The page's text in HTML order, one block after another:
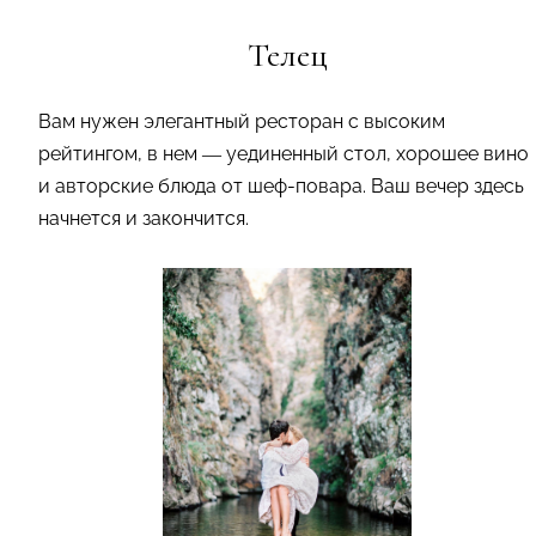
Телец
Вам нужен элегантный ресторан с высоким
рейтингом, в нем — уединенный стол, хорошее вино
и авторские блюда от шеф-повара. Ваш вечер здесь
начнется и закончится.